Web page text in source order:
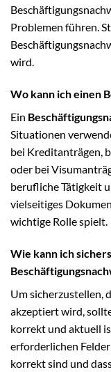
Problemen führen.
wird.
Wo kann ich einen
Ein
Situationen
bei Kreditanträgen,
oder bei
berufliche Tätigkeit
vielseitiges
wichtige Rolle spielt.
Wie kann ich
Um sicherzustellen,
akzeptiert wird,
korrekt und aktuell
erforderlichen
korrekt sind und